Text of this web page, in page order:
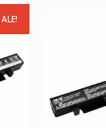
ALE!